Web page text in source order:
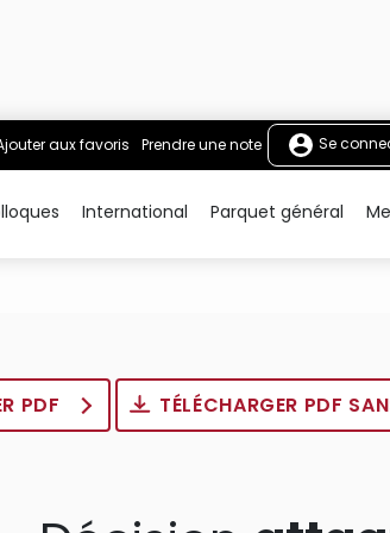
aux favoris Prendre une note Se
International Parquet général
PDF TÉLÉCHARGER PDF